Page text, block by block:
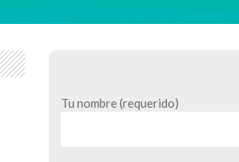
Tu nombre (requerido)